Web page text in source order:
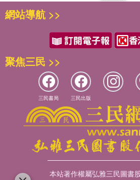
網站導航 >>
聚焦三民 >>
三民書局 三民出版
本站著作權屬弘雅三民圖書